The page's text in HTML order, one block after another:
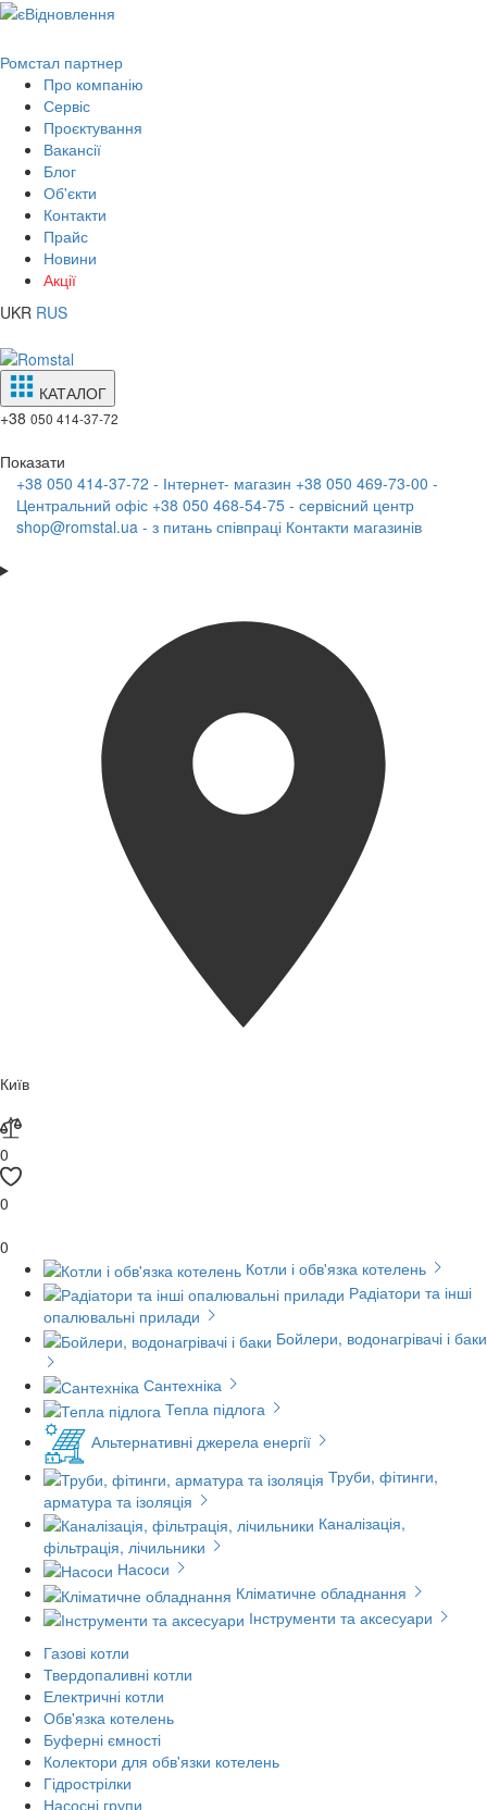
Ромстал партнер
Про компанію
Сервіс
Проєктування
Вакансії
Блог
Об'єкти
Контакти
Прайс
Новини
Акції
UKR RUS
КАТАЛОГ
+38 050 414-37-72
Показати
+38 050 414-37-72 - Інтернет- магазин +38 050 469-73-00 -
Центральний офіс +38 050 468-54-75 - сервісний центр
shop@romstal.ua - з питань співпраці Контакти магазинів
Київ
0
0
0
Котли і обв'язка котелень
Радіатори та інші
опалювальні прилади
Бойлери, водонагрівачі і баки
Сантехніка
Тепла підлога
Альтернативні джерела енергії
Труби, фітинги,
арматура та ізоляція
Каналізація,
фільтрація, лічильники
Насоси
Кліматичне обладнання
Інструменти та аксесуари
Газові котли
Твердопаливні котли
Електричні котли
Обв'язка котелень
Буферні ємності
Колектори для обв'язки котелень
Гідрострілки
Насосні групи